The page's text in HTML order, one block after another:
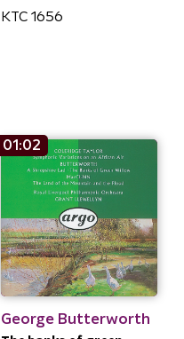
KTC 1656
01:02
George Butterworth